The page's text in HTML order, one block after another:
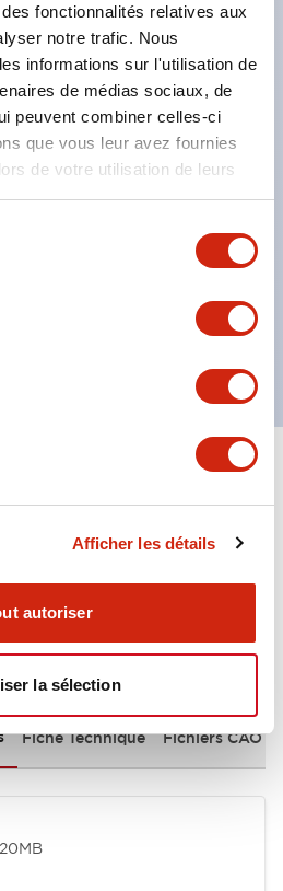
fonctionnalités relatives aux
notre trafic. Nous
informations sur l'utilisation de
de médias sociaux, de
peuvent combiner celles-ci
que vous leur avez fournies
de votre utilisation de leurs
Afficher les détails
autoriser
la sélection
ou fixé au mur
aux chutes de 1,2 m
IP54
de verrouillage
et entretoise pour éviter
de la tablette
et alimentation
Fiche Technique Fichiers CAO